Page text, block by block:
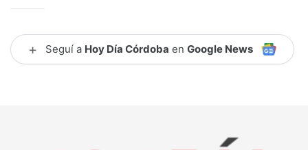
+ Seguí a Hoy Día Córdoba en Google News